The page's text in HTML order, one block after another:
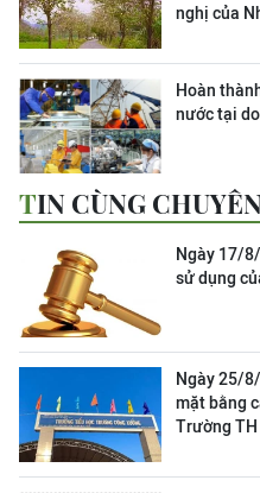
nghị của
Hoàn
nước tại
TIN CÙNG
Ngày 17/
sử dụng
Ngày 25/
mặt bằng
Trường